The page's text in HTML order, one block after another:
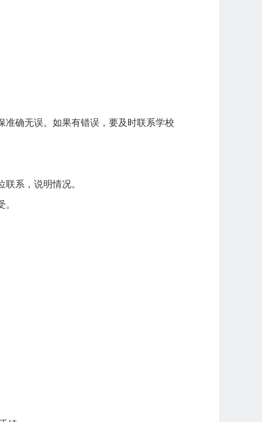
确无误。如果有错误，要及时联系学校
系，说明情况。